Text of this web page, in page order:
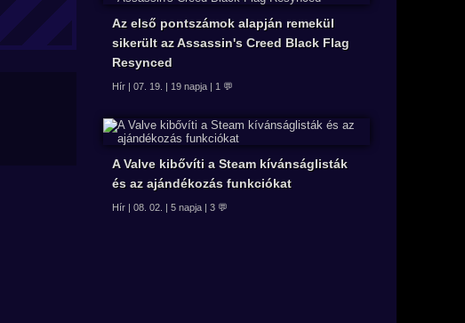
Az első pontszámok alapján remekül
sikerült az Assassin's Creed Black Flag
Resynced
Hír | 07. 19. | 19 napja | 1 💬
A Valve kibővíti a Steam kívánságlisták
és az ajándékozás funkciókat
Hír | 08. 02. | 5 napja | 3 💬